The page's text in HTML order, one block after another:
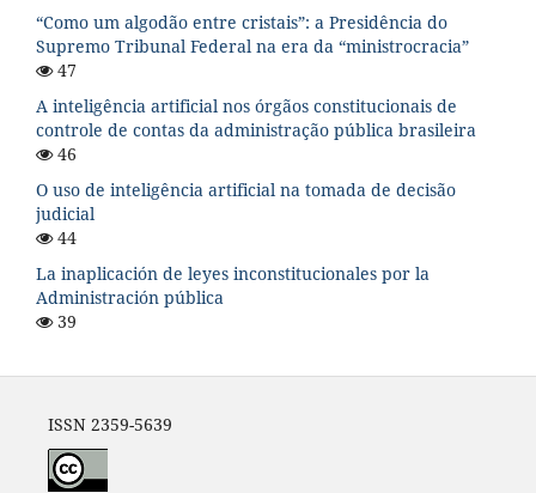
“Como um algodão entre cristais”: a Presidência do
Supremo Tribunal Federal na era da “ministrocracia”
47
A inteligência artificial nos órgãos constitucionais de
controle de contas da administração pública brasileira
46
O uso de inteligência artificial na tomada de decisão
judicial
44
La inaplicación de leyes inconstitucionales por la
Administración pública
39
ISSN 2359-5639